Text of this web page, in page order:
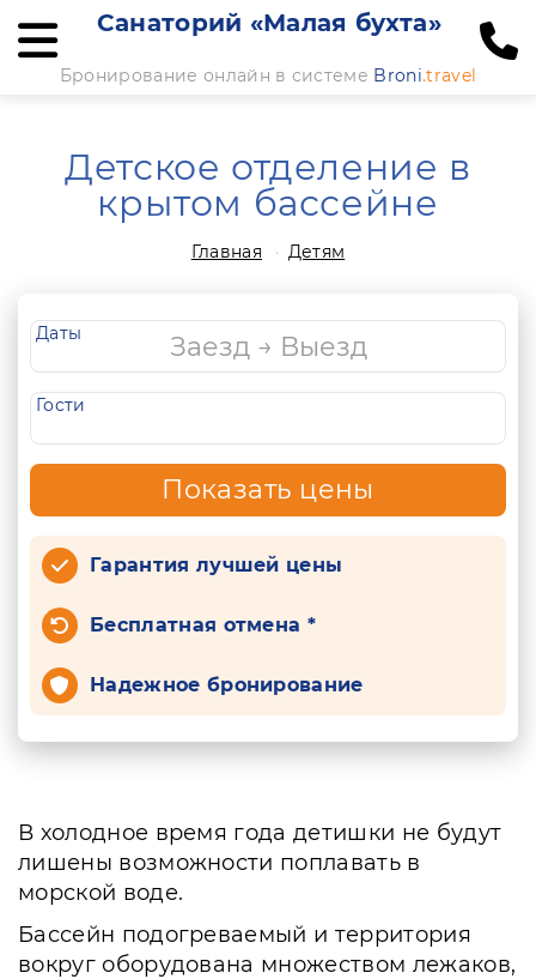
Санаторий «Малая бухта»
Бронирование онлайн в системе Broni.travel
Детское отделение в
крытом бассейне
Главная Детям
Даты
Гости
Показать цены
Гарантия лучшей цены
Бесплатная отмена *
Надежное бронирование
В холодное время года детишки не будут
лишены возможности поплавать в
морской воде.
Бассейн подогреваемый и территория
вокруг оборудована множеством лежаков,